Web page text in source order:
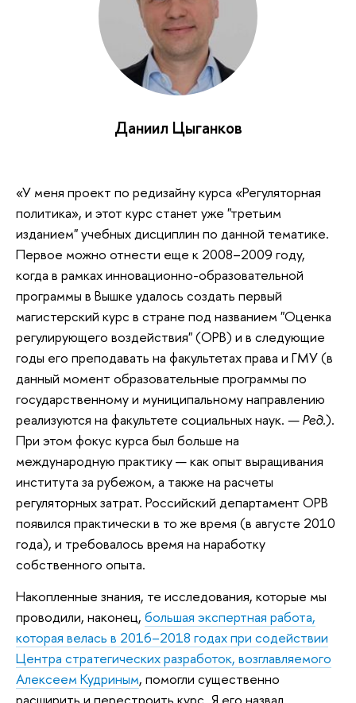
Даниил Цыганков
«У меня проект по редизайну курса «Регуляторная
политика», и этот курс станет уже "третьим
изданием" учебных дисциплин по данной тематике.
Первое можно отнести еще к 2008–2009 году,
когда в рамках инновационно-образовательной
программы в Вышке удалось создать первый
магистерский курс в стране под названием "Оценка
регулирующего воздействия" (ОРВ) и в следующие
годы его преподавать на факультетах права и ГМУ (в
данный момент образовательные программы по
государственному и муниципальному направлению
реализуются на факультете социальных наук. — Ред.).
При этом фокус курса был больше на
международную практику — как опыт выращивания
института за рубежом, а также на расчеты
регуляторных затрат. Российский департамент ОРВ
появился практически в то же время (в августе 2010
года), и требовалось время на наработку
собственного опыта.
Накопленные знания, те исследования, которые мы
проводили, наконец, большая экспертная работа,
которая велась в 2016–2018 годахпри содействии
Центра стратегических разработок, возглавляемого
Алексеем Кудриным, помогли существенно
расширить и перестроить курс. Я его назвал